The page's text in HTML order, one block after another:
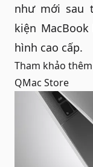
như mới sau
kiện MacBook
hình cao cấp.
Tham khảo
QMac Store